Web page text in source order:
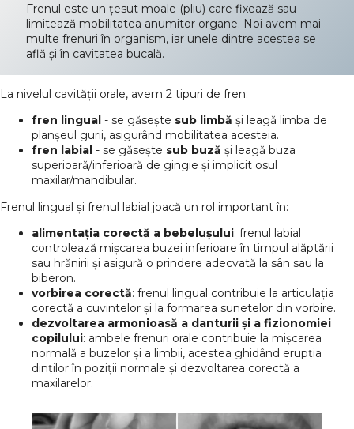
Frenul este un țesut moale (pliu) care fixează sau
limitează mobilitatea anumitor organe. Noi avem mai
multe frenuri în organism, iar unele dintre acestea se
află și în cavitatea bucală.
La nivelul cavității orale, avem 2 tipuri de fren:
fren lingual - se găsește sub limbă și leagă limba de
planșeul gurii, asigurând mobilitatea acesteia.
fren labial - se găsește sub buză și leagă buza
superioară/inferioară de gingie și implicit osul
maxilar/mandibular.
Frenul lingual și frenul labial joacă un rol important în:
alimentația corectă a bebelușului: frenul labial
controlează mișcarea buzei inferioare în timpul alăptării
sau hrănirii și asigură o prindere adecvată la sân sau la
biberon.
vorbirea corectă: frenul lingual contribuie la articulația
corectă a cuvintelor și la formarea sunetelor din vorbire.
dezvoltarea armonioasă a danturii și a fizionomiei
copilului: ambele frenuri orale contribuie la mișcarea
normală a buzelor și a limbii, acestea ghidând erupția
dinților în poziții normale și dezvoltarea corectă a
maxilarelor.